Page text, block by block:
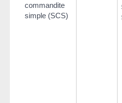
commandite
simple (SCS)